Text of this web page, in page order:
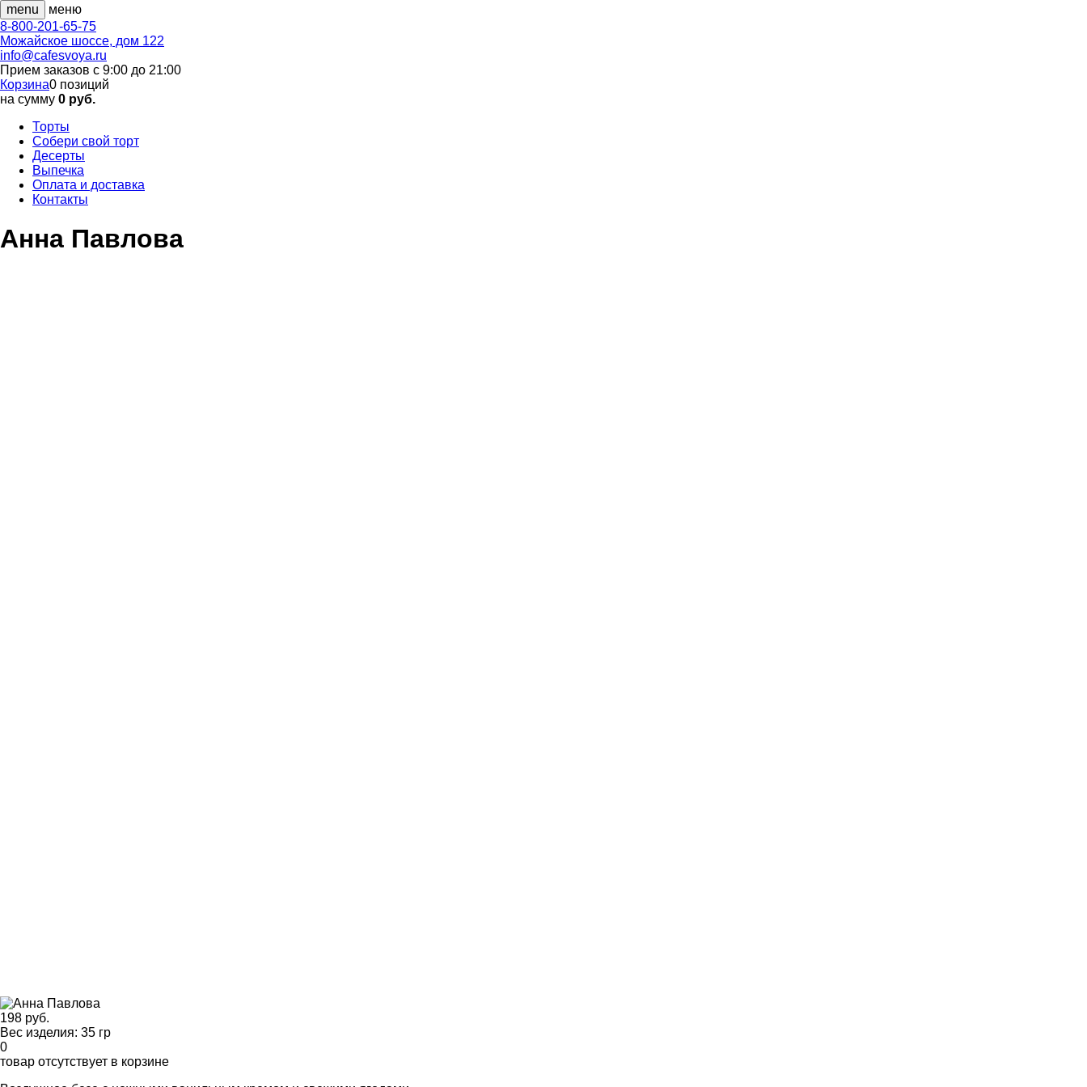
menu
меню
8-800-201-65-75
Можайское шоссе, дом 122
info@cafesvoya.ru
Прием заказов с 9:00 до 21:00
Корзина0 позиций
на сумму 0 руб.
Торты
Собери свой торт
Десерты
Выпечка
Оплата и доставка
Контакты
Анна Павлова
198 руб.
Вес изделия: 35 гр
0
товар отсутствует в корзине